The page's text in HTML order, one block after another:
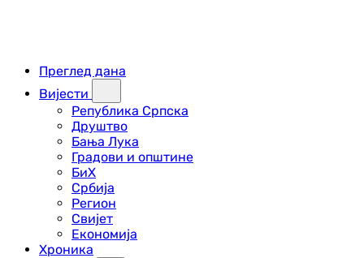
Преглед дана
Вијести
Република Српска
Друштво
Бања Лука
Градови и општине
БиХ
Србија
Регион
Свијет
Економија
Хроника